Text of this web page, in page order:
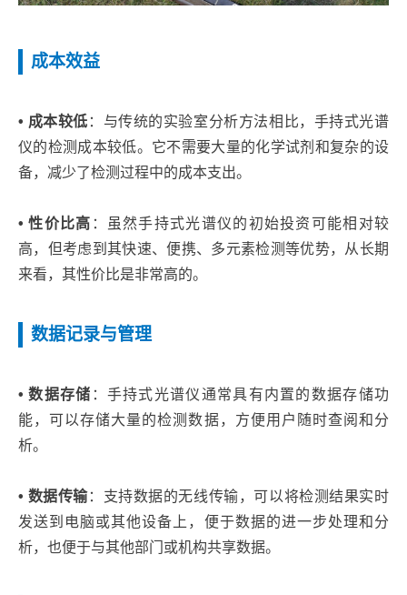
成本效益
• 成本较低 ：与传统的实验室分析方法相比，手持式光谱
仪的检测成本较低。它不需要大量的化学试剂和复杂的设
备，减少了检测过程中的成本支出。
• 性价比高 ：虽然手持式光谱仪的初始投资可能相对较
高，但考虑到其快速、便携、多元素检测等优势，从长期
来看，其性价比是非常高的。
数据记录与管理
• 数据存储 ：手持式光谱仪通常具有内置的数据存储功
能，可以存储大量的检测数据，方便用户随时查阅和分
析。
• 数据传输：支持数据的无线传输，可以将检测结果实时
发送到电脑或其他设备上，便于数据的进一步处理和分
析，也便于与其他部门或机构共享数据。